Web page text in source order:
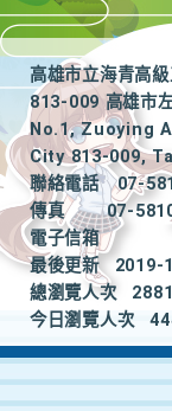
高雄市立海青高
813-009 高雄市
No.1, Zuoying
City 813-009,
聯絡電話
07-
傳真
07-
電子信箱
最後更新
2019-
總瀏覽人次
今日瀏覽人次